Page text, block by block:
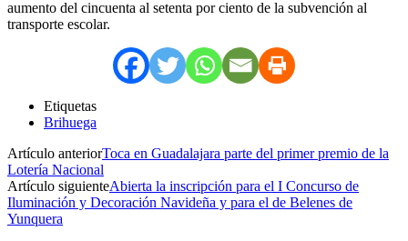
aumento del cincuenta al setenta por ciento de la subvención al
transporte escolar.
Etiquetas
Brihuega
Artículo anteriorToca en Guadalajara parte del primer premio de la
Lotería Nacional
Artículo siguienteAbierta la inscripción para el I Concurso de
Iluminación y Decoración Navideña y para el de Belenes de
Yunquera